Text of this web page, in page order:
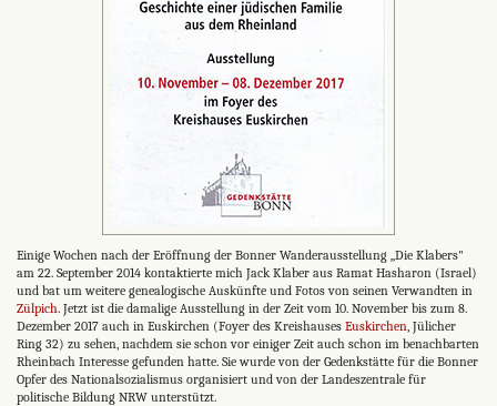
Einige Wochen nach der Eröffnung der Bonner Wanderausstellung „Die Klabers"
am 22. September 2014 kontaktierte mich Jack Klaber aus Ramat Hasharon (Israel)
und bat um weitere genealogische Auskünfte und Fotos von seinen Verwandten in
Zülpich. Jetzt ist die damalige Ausstellung in der Zeit vom 10. November bis zum 8.
Dezember 2017 auch in Euskirchen (Foyer des Kreishauses Euskirchen, Jülicher
Ring 32) zu sehen, nachdem sie schon vor einiger Zeit auch schon im benachbarten
Rheinbach Interesse gefunden hatte. Sie wurde von der Gedenkstätte für die Bonner
Opfer des Nationalsozialismus organisiert und von der Landeszentrale für
politische Bildung NRW unterstützt.